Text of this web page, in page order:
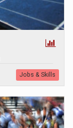
Jobs & Skills